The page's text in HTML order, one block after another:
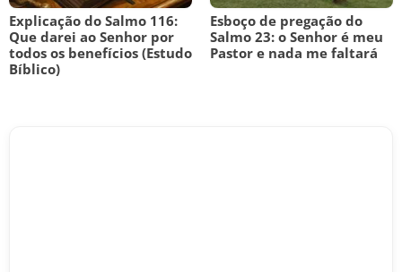
Explicação do Salmo 116:
Que darei ao Senhor por
todos os benefícios (Estudo
Bíblico)
Esboço de pregação do
Salmo 23: o Senhor é meu
Pastor e nada me faltará